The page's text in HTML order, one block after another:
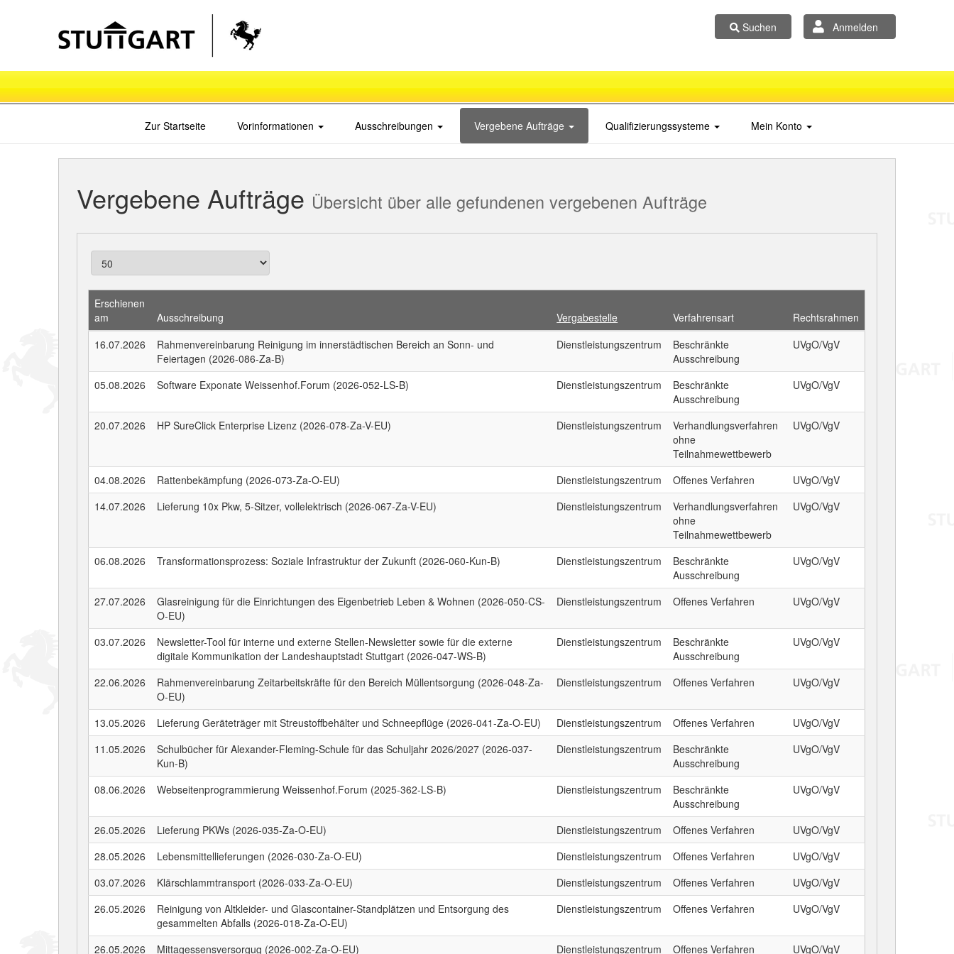
Suchen Anmelden
Zur Startseite Vorinformationen Ausschreibungen Vergebene Aufträge Qualifizierungssysteme Mein Konto
Vergebene Aufträge Übersicht über alle gefundenen vergebenen Aufträge
Erschienen
am
Ausschreibung Vergabestelle Verfahrensart
Rechtsrahmen
16.07.2026
Rahmenvereinbarung Reinigung im innerstädtischen Bereich an Sonn- und
Feiertagen (2026-086-Za-B)
Dienstleistungszentrum
Beschränkte
Ausschreibung
UVgO/VgV
05.08.2026 Software Exponate Weissenhof.Forum (2026-052-LS-B) Dienstleistungszentrum
Beschränkte
Ausschreibung
UVgO/VgV
20.07.2026 HP SureClick Enterprise Lizenz (2026-078-Za-V-EU) Dienstleistungszentrum
Verhandlungsverfahren
ohne
Teilnahmewettbewerb
UVgO/VgV
04.08.2026 Rattenbekämpfung (2026-073-Za-O-EU) Dienstleistungszentrum Offenes Verfahren
UVgO/VgV
14.07.2026
Lieferung 10x Pkw, 5-Sitzer, vollelektrisch (2026-067-Za-V-EU) Dienstleistungszentrum
Verhandlungsverfahren
ohne
Teilnahmewettbewerb
UVgO/VgV
06.08.2026 Transformationsprozess: Soziale Infrastruktur der Zukunft (2026-060-Kun-B) Dienstleistungszentrum
Beschränkte
Ausschreibung
UVgO/VgV
27.07.2026
Glasreinigung für die Einrichtungen des Eigenbetrieb Leben & Wohnen (2026-050-CS-
O-EU)
Dienstleistungszentrum Offenes Verfahren UVgO/VgV
03.07.2026
Newsletter-Tool für interne und externe Stellen-Newsletter sowie für die externe
digitale Kommunikation der Landeshauptstadt Stuttgart (2026-047-WS-B)
Dienstleistungszentrum
Beschränkte
Ausschreibung
UVgO/VgV
22.06.2026
Rahmenvereinbarung Zeitarbeitskräfte für den Bereich Müllentsorgung (2026-048-Za-
O-EU)
Dienstleistungszentrum Offenes Verfahren UVgO/VgV
13.05.2026 Lieferung Geräteträger mit Streustoffbehälter und Schneepflüge (2026-041-Za-O-EU) Dienstleistungszentrum Offenes Verfahren
UVgO/VgV
11.05.2026
Schulbücher für Alexander-Fleming-Schule für das Schuljahr 2026/2027 (2026-037-
Kun-B)
Dienstleistungszentrum
Beschränkte
Ausschreibung
UVgO/VgV
08.06.2026 Webseitenprogrammierung Weissenhof.Forum (2025-362-LS-B) Dienstleistungszentrum
Beschränkte
Ausschreibung
UVgO/VgV
26.05.2026 Lieferung PKWs (2026-035-Za-O-EU) Dienstleistungszentrum Offenes Verfahren
UVgO/VgV
28.05.2026
Lebensmittellieferungen (2026-030-Za-O-EU) Dienstleistungszentrum Offenes Verfahren
UVgO/VgV
03.07.2026
Klärschlammtransport (2026-033-Za-O-EU) Dienstleistungszentrum Offenes Verfahren
UVgO/VgV
26.05.2026
Reinigung von Altkleider- und Glascontainer-Standplätzen und Entsorgung des
gesammelten Abfalls (2026-018-Za-O-EU)
Dienstleistungszentrum Offenes Verfahren UVgO/VgV
26.05.2026 Mittagessensversorgug (2026-002-Za-O-EU) Dienstleistungszentrum Offenes Verfahren UVgO/VgV